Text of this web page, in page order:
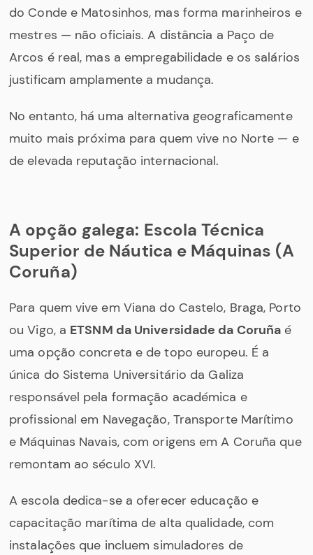
do Conde e Matosinhos, mas forma marinheiros e
mestres — não oficiais. A distância a Paço de
Arcos é real, mas a empregabilidade e os salários
justificam amplamente a mudança.
No entanto, há uma alternativa geograficamente
muito mais próxima para quem vive no Norte — e
de elevada reputação internacional.
A opção galega: Escola Técnica
Superior de Náutica e Máquinas (A
Coruña)
Para quem vive em Viana do Castelo, Braga, Porto
ou Vigo, a ETSNM da Universidade da Coruña é
uma opção concreta e de topo europeu. É a
única do Sistema Universitário da Galiza
responsável pela formação académica e
profissional em Navegação, Transporte Marítimo
e Máquinas Navais, com origens em A Coruña que
remontam ao século XVI.
A escola dedica-se a oferecer educação e
capacitação marítima de alta qualidade, com
instalações que incluem simuladores de